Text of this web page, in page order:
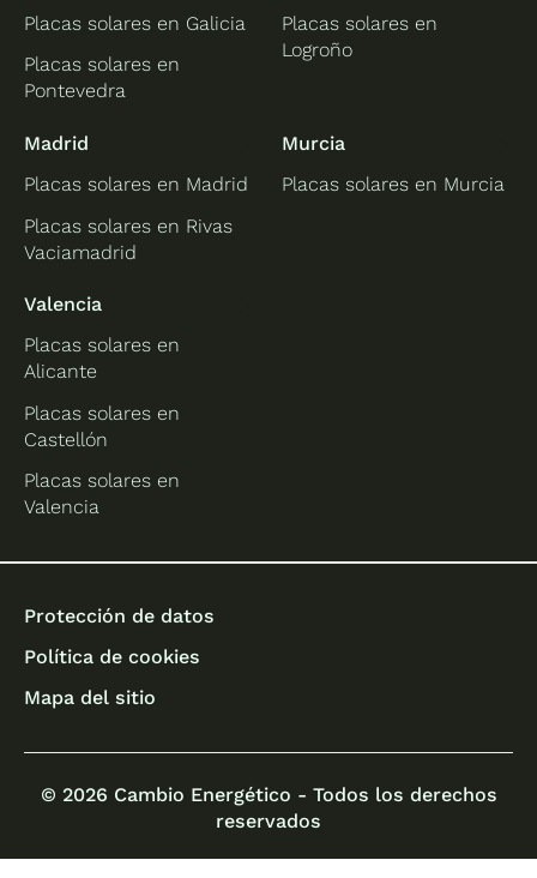
Placas solares en Galicia
Placas solares en
Pontevedra
Placas solares en
Logroño
Madrid
Placas solares en Madrid
Placas solares en Rivas
Vaciamadrid
Murcia
Placas solares en Murcia
Valencia
Placas solares en
Alicante
Placas solares en
Castellón
Placas solares en
Valencia
Protección de datos
Política de cookies
Mapa del sitio
© 2026 Cambio Energético - Todos los derechos
reservados